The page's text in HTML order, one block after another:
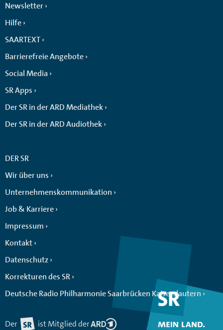
Newsletter
Hilfe
SAARTEXT
Barrierefreie Angebote
Social Media
SR Apps
Der SR in der ARD Mediathek
Der SR in der ARD Audiothek
DER SR
Wir über uns
Unternehmenskommunikation
Job & Karriere
Impressum
Kontakt
Datenschutz
Korrekturen des SR
Deutsche Radio Philharmonie Saarbrücken Kaiserslautern
Der ist Mitglied der